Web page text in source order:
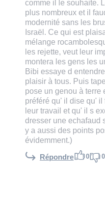
comme il le souhaite.
plus nombreux et il
modernité sans les
Israël. Ce qui est
mélange
les rejette, veut leur
montera les gens les
Bibi essaye d
plaisir à tous. Puis
pose un genou à terre
préféré qu' il dise qu'
leur travail et qu' il s
dresser une echafaud
y a aussi des points
évidemment.)
Répondre 0 0